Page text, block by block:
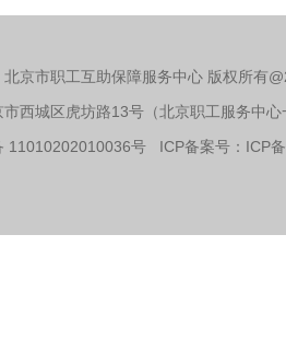
北京市职工互助保障服务中心 版权所有@
市西城区虎坊路13号（北京职工服务中
11010202010036号 ICP备案号： ICP